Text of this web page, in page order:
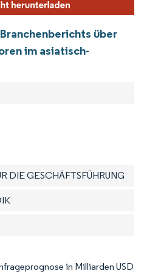
über
im asiatisch-
DIE GESCHÄFTSFÜHRUNG
in Milliarden USD